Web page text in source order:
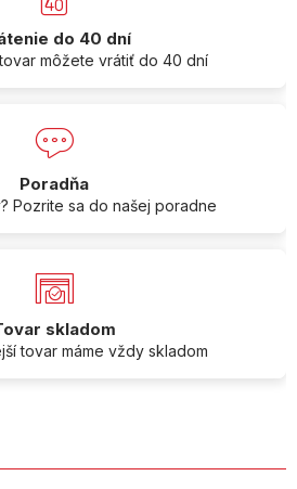
do 40 dní
môžete vrátiť do 40 dní
Poradňa
Pozrite sa do našej poradne
skladom
tovar máme vždy skladom